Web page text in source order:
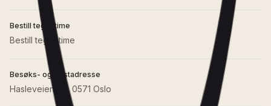
Bestill tegnetime
Bestill tegnetime
Besøks- og postadresse
Hasleveien 28, 0571 Oslo